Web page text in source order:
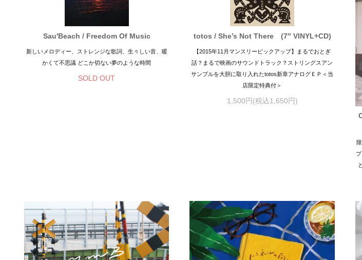
Sau'Beach / Freedom Of Music
新しいメロディー、ストレンジな歌詞、生々しい音、暖
かくて不思議 どこか切ない夢のような時間
SOLD OUT
totos / She’s Not There (7″ VINYL+CD)
【2015年11月マンスリーピックアップ】まるでおとぎ
話？まるで映画のサウンドトラック？ストリングスアン
サンブルを大胆に取り入れたtotos新章アナログＥＰ＜当
店限定特典付＞
1,500円(税込1,650円)